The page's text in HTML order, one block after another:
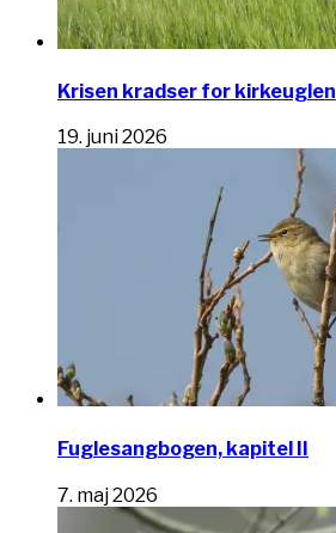
Krisen kradser for kirkeuglen
19. juni 2026
Fuglesangbogen, kapitel II
7. maj 2026